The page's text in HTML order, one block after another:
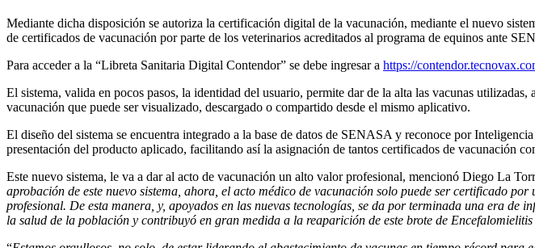
Mediante dicha disposición se autoriza la certificación digital de la vacunación, mediante el nuevo
de certificados de vacunación por parte de los veterinarios acreditados al programa de equinos ante
Para acceder a la “Libreta Sanitaria Digital Contendor” se debe ingresar a https://
El sistema, valida en pocos pasos, la identidad del usuario, permite dar de la alta las vacunas
vacunación que puede ser visualizado, descargado o compartido desde el mismo aplicativo.
El diseño del sistema se encuentra integrado a la base de datos de SENASA y reconoce por
presentación del producto aplicado, facilitando así la asignación de tantos certificados de vacunación
Este nuevo sistema, le va a dar al acto de vacunación un alto valor profesional, mencionó Diego La
aprobación de este nuevo sistema, ahora, el acto médico de vacunación solo puede ser certificado por
profesional. De esta manera, y, apoyados en las nuevas tecnologías, se da por terminada una era de
la salud de la población y contribuyó en gran medida a la reaparición de este brote de